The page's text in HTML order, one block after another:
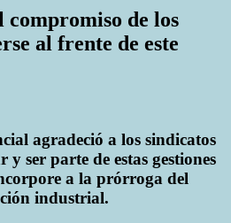
compromiso de los
al frente de este
agradeció a los sindicatos
ser parte de estas gestiones
a la prórroga del
industrial.